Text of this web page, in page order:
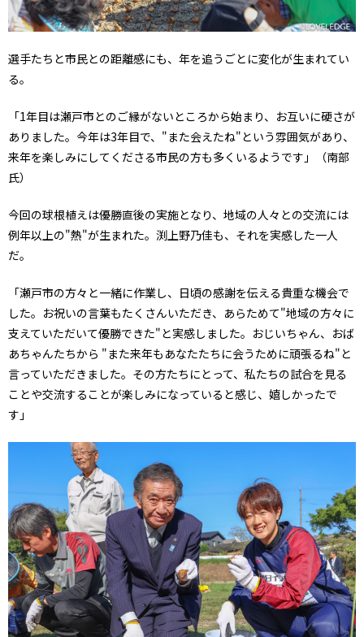
選手たちと市民との距離感にも、年を追うごとに変化が生まれてい
る。
「1年目は瀬戸市とのご縁がないところから始まり、お互いに硬さが
ありました。今年は3年目で、"また会えたね"という雰囲気があり、
来年を楽しみにしてくださる市民の方も多くいるようです」（南部
氏）
今回の球根植えは優勝直後の実施となり、地域の人々との交流には
例年以上の"熱"が生まれた。渕上野乃佳も、それを実感した一人
だ。
「瀬戸市の方々と一緒に作業し、日頃の感謝を伝える貴重な機会で
した。お祝いの言葉もたくさんいただき、あらためて"地域の方々に
支えていただいて優勝できた"と実感しました。おじいちゃん、おば
あちゃんたちから "また来年もあなたたちに会うために頑張るね"と
言っていただきました。その方たちにとって、私たちの試合を見る
ことや交流することが楽しみになっていると感じ、嬉しかったで
す」